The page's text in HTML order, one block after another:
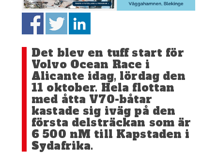
Det blev en tuff start för
Volvo Ocean Race i
Alicante idag, lördag den
11 oktober. Hela flottan
med åtta V70-båtar
kastade sig iväg på den
första delsträckan som är
6 500 nM till Kapstaden i
Sydafrika.